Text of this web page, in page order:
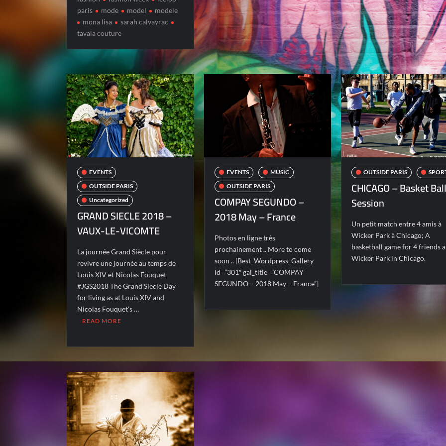
paris
mode model
modele
mona lisa
sarah calvayrac
tavala couture
EVENTS
OUTSIDE PARIS
Uncategorized
GRAND SIECLE 2018 –
VAUX-LE-VICOMTE
La journée Grand Siècle pour
revivre une journée au temps de
Louis XIV et Nicolas Fouquet
#JGS2018 The Grand Siecle Day
for living as at Louis XIV and
Nicolas Fouquet’s …
READ MORE
EVENTS
MUSIC
OUTSIDE PARIS
COMPAY SEGUNDO –
2018 May – France
Photos en ligne très
prochainement .. More to come
soon .. [Best_Wordpress_Gallery
id=”301″ gal_title=”COMPAY
SEGUNDO – 2018 May – France”]
OUTSIDE PARIS
CHICAGO – Basket
Session
Un petit match entre 4 amis à
Wicker Park à Chicago; A
basketball game for 4 friends
Wicker Park in Chicago.